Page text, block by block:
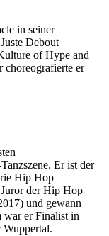
in seiner
Debout
of Hype and
choreografierte er
Er ist der
Hip Hop
Juror der Hip Hop
und gewann
war er Finalist in
Wuppertal.